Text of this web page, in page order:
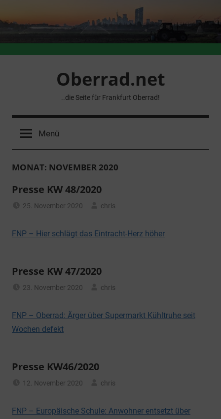
Inhalt
springen
Oberrad.net
..die Seite für Frankfurt Oberrad!
Menü
MONAT: NOVEMBER 2020
Presse KW 48/2020
25. November 2020
chris
FNP – Hier schlägt das Eintracht-Herz höher
Presse KW 47/2020
23. November 2020
chris
FNP – Oberrad: Ärger über Supermarkt Kühltruhe seit
Wochen defekt
Presse KW46/2020
12. November 2020
chris
FNP – Europäische Schule: Anwohner entsetzt über